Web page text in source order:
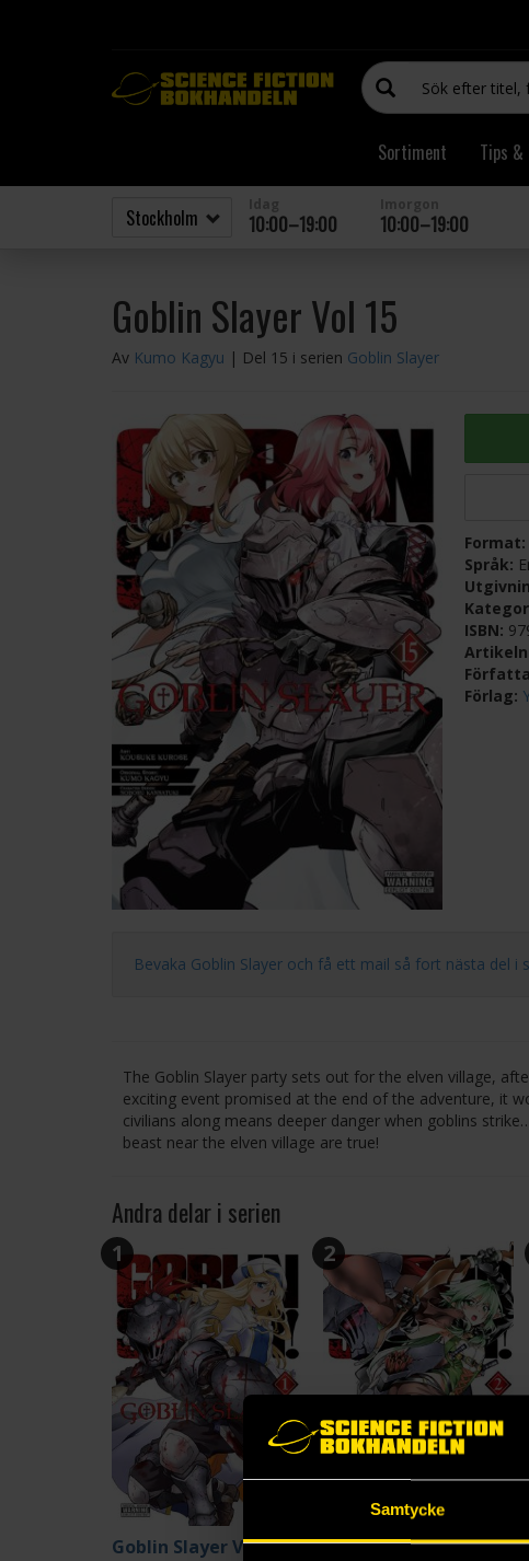
Samtycke
Sortiment Tips
10:00–19:00 10:00–19:00
Goblin Slayer Vol 15
Av Kumo Kagyu | Del 15 i serien Goblin Slayer
Format:
Språk:
ISBN:
Förlag:
Bevaka Goblin Slayer och få ett mail så fort nästa del i
The Goblin Slayer party sets out for the elven village,
exciting event promised at the end of the adventure, it
civilians along means deeper danger when goblins
beast near the elven village are true!
Andra delar i serien
1
Goblin Slayer Vol 1
2
Goblin Slayer Vol 2